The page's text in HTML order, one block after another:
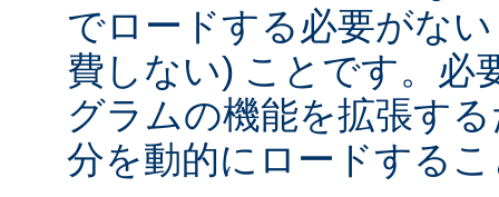
でロードする必要がな
費しない) ことです。必
グラムの機能を拡張す
分を動的にロードする